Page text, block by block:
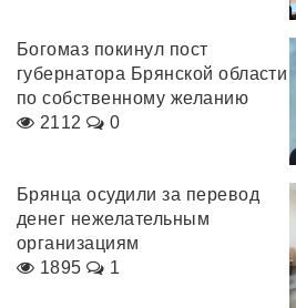
Богомаз покинул пост
губернатора Брянской области
по собственному желанию
2112
0
Брянца осудили за перевод
денег нежелательным
организациям
1895
1